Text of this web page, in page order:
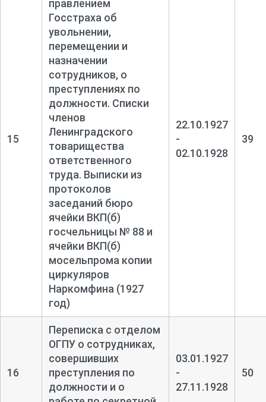
15
правлением
Госстраха об
увольнении,
перемещении и
назначении
сотрудников, о
преступлениях по
должности. Списки
членов
Ленинградского
товарищества
ответственного
труда. Выписки из
протоколов
заседаний бюро
ячейки ВКП(б)
госчельницы № 88 и
ячейки ВКП(б)
мосельпрома копии
циркуляров
Наркомфина (1927
год)
22.10.1927
-
02.10.1928
39
16
Переписка с отделом
ОГПУ о сотрудниках,
совершивших
преступления по
должности и о
03.01.1927
-
27.11.1928
50